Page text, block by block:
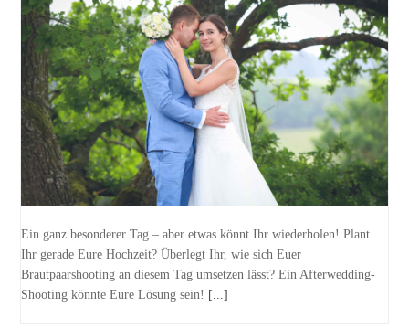
Ein ganz besonderer Tag – aber etwas könnt Ihr wiederholen! Plant
Ihr gerade Eure Hochzeit? Überlegt Ihr, wie sich Euer
Brautpaarshooting an diesem Tag umsetzen lässt? Ein Afterwedding-
Shooting könnte Eure Lösung sein! [...]